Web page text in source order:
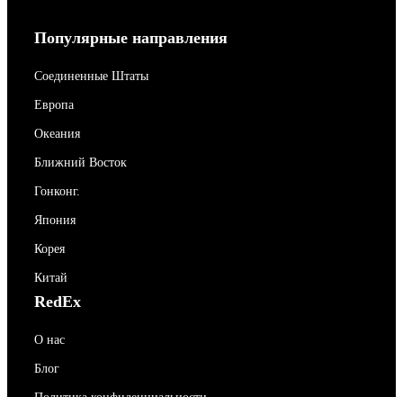
Популярные направления
Соединенные Штаты
Европа
Океания
Ближний Восток
Гонконг.
Япония
Корея
Китай
RedEx
О нас
Блог